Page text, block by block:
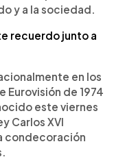
y a la sociedad.
recuerdo junto a
en los
Eurovisión de 1974
este viernes
Carlos XVI
condecoración